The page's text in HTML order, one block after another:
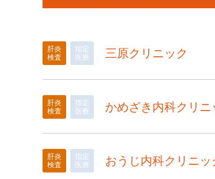
肝炎
検査
指定
医療
三原クリニック
肝炎
検査
指定
医療
かめざき内科クリニ
肝炎
検査
指定
医療
おうじ内科クリニッ